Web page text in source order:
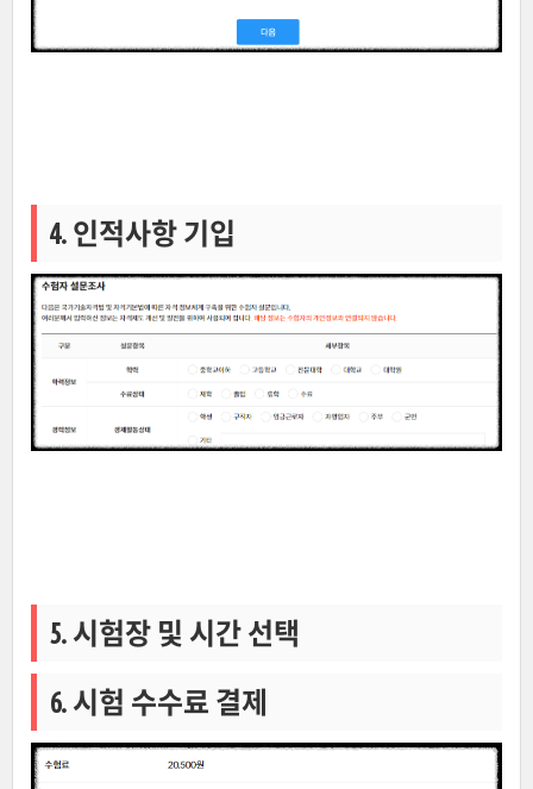
4. 인적사항 기입
5. 시험장 및 시간 선택
6. 시험 수수료 결제